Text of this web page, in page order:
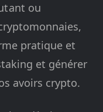
ou
pratique et
et générer
avoirs crypto.